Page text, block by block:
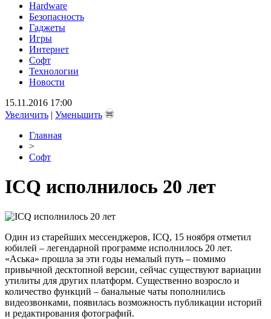
Hardware
Безопасность
Гаджеты
Игры
Интернет
Софт
Технологии
Новости
15.11.2016 17:00
Увеличить | Уменьшить
Главная
>
Софт
ICQ исполнилось 20 лет
Один из старейших мессенджеров, ICQ, 15 ноября отметил
юбилей – легендарной программе исполнилось 20 лет.
«Аська» прошла за эти годы немалый путь – помимо
привычной десктопной версии, сейчас существуют вариации
утилиты для других платформ. Существенно возросло и
количество функций – банальные чаты пополнились
видеозвонками, появилась возможность публикации историй
и редактирования фотографий.